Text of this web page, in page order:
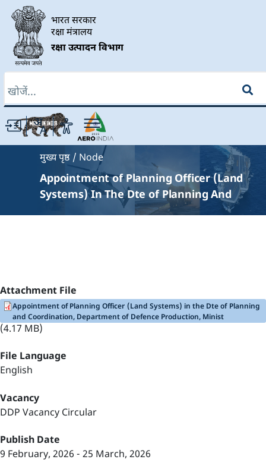
Skip to main content
भारत सरकार
रक्षा मंत्रालय
रक्षा उत्पादन विभाग
मुख्य पृष्ठ Node
Appointment of Planning Officer (Land
Systems) In The Dte of Planning And
Coordination, Department of Defence
Attachment File
Appointment of Planning Officer (Land Systems) in the Dte of Planning
and Coordination, Department of Defence Production, Minist
(4.17 MB)
File Language
English
Vacancy
DDP Vacancy Circular
Publish Date
9 February, 2026 - 25 March, 2026